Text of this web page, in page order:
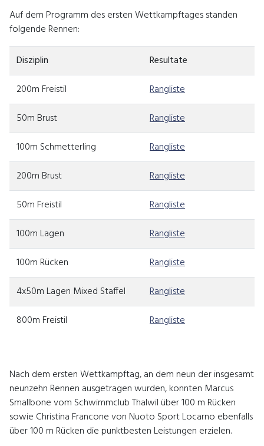
Auf dem Programm des ersten Wettkampftages standen
folgende Rennen:
Disziplin
Resultate
200m Freistil
Rangliste
50m Brust
Rangliste
100m Schmetterling
Rangliste
200m Brust
Rangliste
50m Freistil
Rangliste
100m Lagen
Rangliste
100m Rücken
Rangliste
4x50m Lagen Mixed Staffel
Rangliste
800m Freistil
Rangliste
Nach dem ersten Wettkampftag, an dem neun der insgesamt
neunzehn Rennen ausgetragen wurden, konnten Marcus
Smallbone vom Schwimmclub Thalwil über 100 m Rücken
sowie Christina Francone von Nuoto Sport Locarno ebenfalls
über 100 m Rücken die punktbesten Leistungen erzielen.